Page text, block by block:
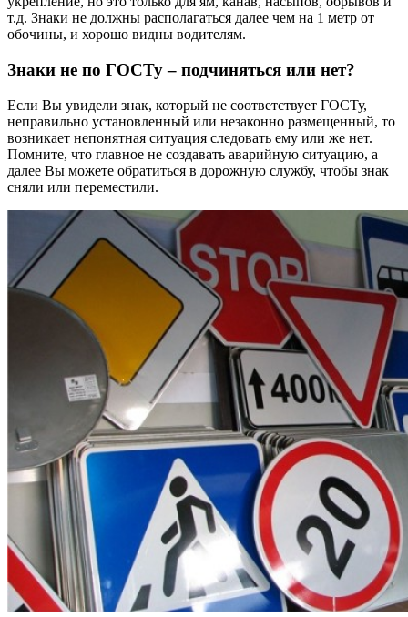
т.д. Знаки не должны располагаться далее чем на 1 метр от
обочины, и хорошо видны водителям.
Знаки не по ГОСТу – подчиняться или нет?
Если Вы увидели знак, который не соответствует ГОСТу,
неправильно установленный или незаконно размещенный, то
возникает непонятная ситуация следовать ему или же нет.
Помните, что главное не создавать аварийную ситуацию, а
далее Вы можете обратиться в дорожную службу, чтобы знак
сняли или переместили.